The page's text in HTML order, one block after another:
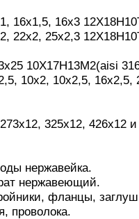
16х1,5, 16х3
22х2, 25х2,3
10Х17Н13М2(aisi
10х2, 10х2,5, 16х2,5,
325х12, 426х12 и
нержавейка.
нержавеющий.
фланцы,
проволока.